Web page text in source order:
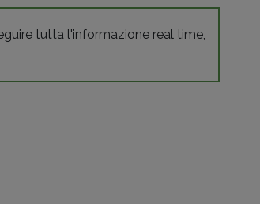
tutta l'informazione real time,